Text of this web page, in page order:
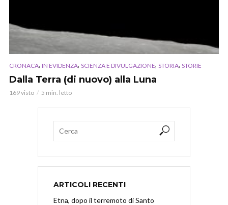
CRONACA, IN EVIDENZA, SCIENZA E DIVULGAZIONE, STORIA, STORIE
Dalla Terra (di nuovo) alla Luna
169 visto 5 min. letto
ARTICOLI RECENTI
Etna, dopo il terremoto di Santo